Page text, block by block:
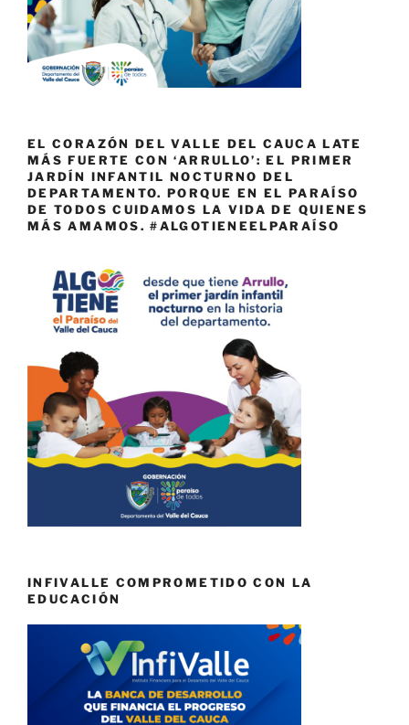
EL CORAZÓN DEL VALLE DEL CAUCA LATE
MÁS FUERTE CON ‘ARRULLO’: EL PRIMER
JARDÍN INFANTIL NOCTURNO DEL
DEPARTAMENTO. PORQUE EN EL PARAÍSO
DE TODOS CUIDAMOS LA VIDA DE QUIENES
MÁS AMAMOS. #ALGOTIENEELPARAÍSO
INFIVALLE COMPROMETIDO CON LA
EDUCACIÓN